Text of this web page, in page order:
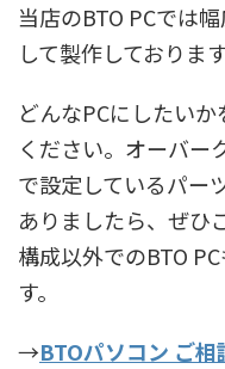
当店のBTO PCでは
して製作しております
どんなPCにしたい
ください。オーバー
で設定しているパー
ありましたら、ぜひ
構成以外でのBTO
す。
→BTOパソコン ご